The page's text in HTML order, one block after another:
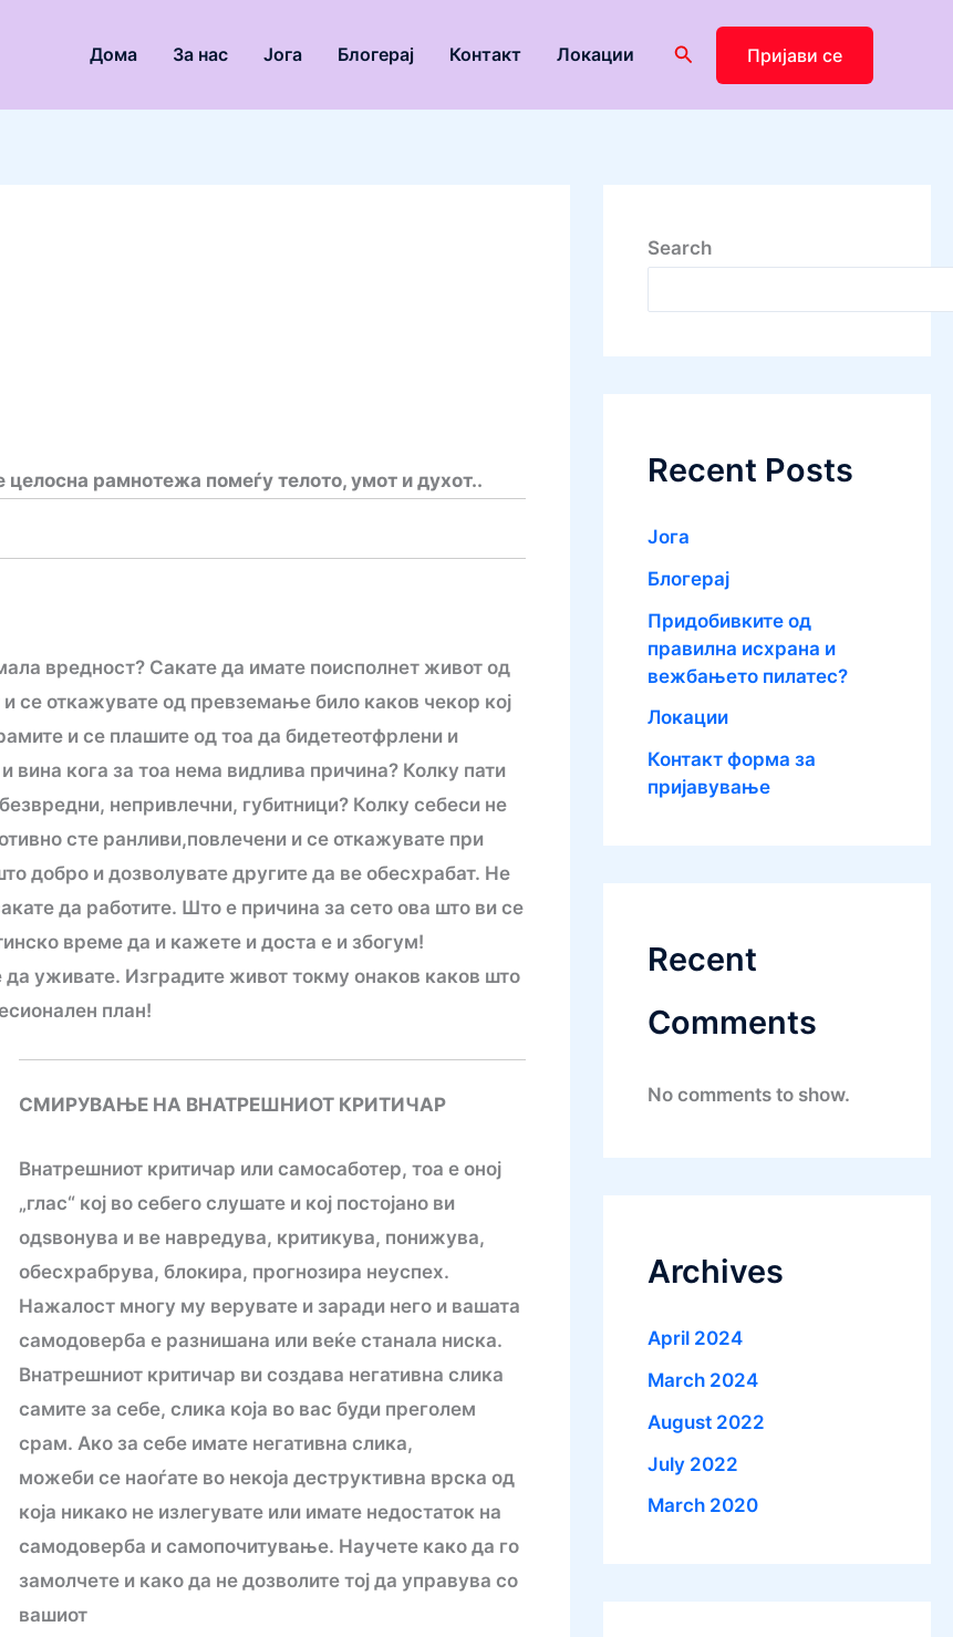
Дома За нас Јога Блогерај Контакт Локации Search Пријави се
рамнотежа помеѓу телото, умот и духот..
вредност? Сакате да имате поисполнет живот од
и се откажувате од превземање било каков чекор кој
и се плашите од тоа да бидетеотфрлени и
кога за тоа нема видливa причина? Колку пати
непривлечни, губитници? Колку себеси не
сте ранливи,повлечени и се откажувате при
добро и дозволувате другите да ве обесхрабат. Не
да работите. Што е причина за сето ова што ви се
време да и кажете и доста е и збогум!
уживате. Изградите живот токму онаков каков што
план!
СМИРУВАЊЕ НА ВНАТРЕШНИОТ КРИТИЧАР
Внатрешниот критичар или самосаботер, тоа е оној
„глас“ кој во себего слушате и кој постојано ви
одѕвонува и ве навредува, критикува, понижува,
обесхрабрува, блокира, прогнозира неуспех.
Нажалост многу му верувате и заради него и вашата
самодоверба е разнишана или веќе станала ниска.
Внатрешниот критичар ви создава негативна слика
самите за себе, слика која во вас буди преголем
срам. Ако за себе имате негативна слика,
можеби се наоѓате во некоја деструктивна врска од
која никако не излегувате или имате недостаток на
самодоверба и самопочитување. Научете како да го
замолчете и како да не дозволите тој да управува со
вашиот
Search
Recent Posts
Јога
Блогерај
Придобивките од
правилна исхрана и
вежбањето пилатес?
Локации
Контакт форма за
пријавување
Recent
Comments
No comments to show.
Archives
April 2024
March 2024
August 2022
July 2022
March 2020